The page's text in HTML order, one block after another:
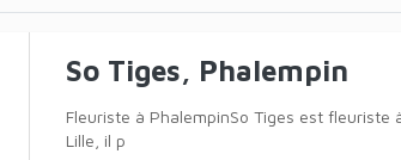
So Tiges, Phalempin
Fleuriste à PhalempinSo Tiges est fleuriste
Lille, il p